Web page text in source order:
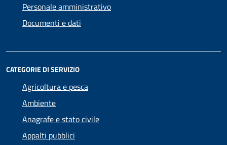
Personale amministrativo
Documenti e dati
CATEGORIE DI SERVIZIO
Agricoltura e pesca
Ambiente
Anagrafe e stato civile
Appalti pubblici